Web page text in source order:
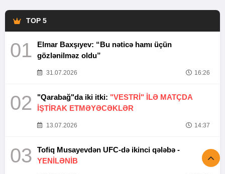
TOP 5
01
Elmar Baxşıyev: “Bu nəticə hamı üçün
gözlənilməz oldu”
31.07.2026 16:26
02 "Qarabağ"da iki itki: "VESTRİ" İLƏ MATÇDA
İŞTİRAK ETMƏYƏCƏKLƏR
13.07.2026 14:37
03
Tofiq Musayevdən UFC-də ikinci qələbə -
YENİLƏNİB